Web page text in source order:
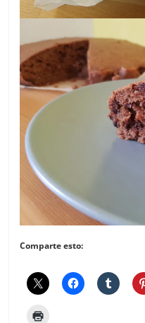
Comparte esto: